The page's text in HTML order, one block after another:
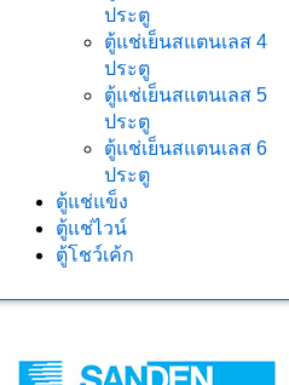
ประตู
ตู้แช่เย็นสแตนเลส 4
ประตู
ตู้แช่เย็นสแตนเลส 5
ประตู
ตู้แช่เย็นสแตนเลส 6
ประตู
ตู้แช่แข็ง
ตู้แช่ไวน์
ตู้โชว์เค้ก